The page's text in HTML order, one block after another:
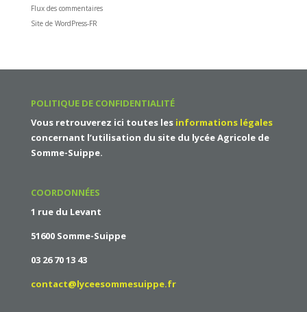
Flux des commentaires
Site de WordPress-FR
POLITIQUE DE CONFIDENTIALITÉ
Vous retrouverez ici toutes les informations légales
concernant l’utilisation du site du lycée Agricole de
Somme-Suippe.
COORDONNÉES
1 rue du Levant
51600 Somme-Suippe
03 26 70 13 43
contact@lyceesommesuippe.fr